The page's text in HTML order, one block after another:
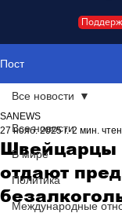
Пост
Все новости
В мире
Политика
Международные
Все новости
Швейцарцы
отдают
SANEWS
27 нояб. 2025 г. 2 мин.